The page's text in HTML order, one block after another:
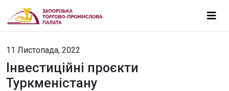
11 Листопада, 2022
Інвестиційні проєкти
Туркменістану